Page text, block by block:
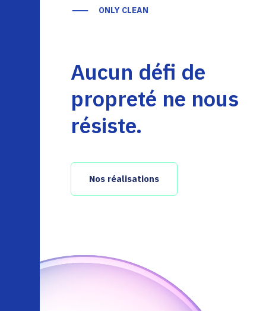
ONLY CLEAN
Aucun défi de
propreté ne nous
résiste.
Nos réalisations